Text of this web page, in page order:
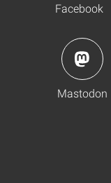
Facebook
Mastodon